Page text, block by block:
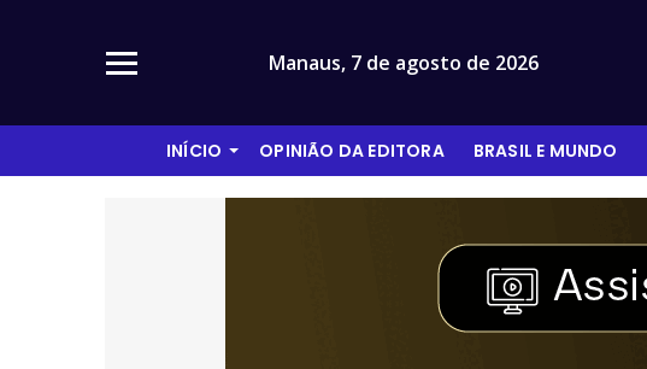
Manaus, 7 de agosto de 2026
INÍCIO OPINIÃO DA EDITORA BRASIL E MUNDO